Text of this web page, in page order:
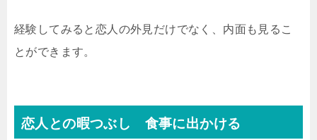
経験してみると恋人の外見だけでなく、内面も見るこ
とができます。
恋人との暇つぶし 食事に出かける